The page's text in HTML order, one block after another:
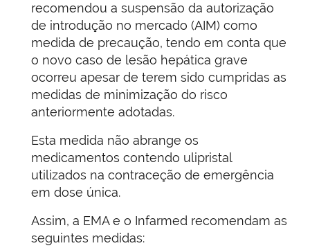
recomendou a suspensão da autorização
de introdução no mercado (AIM) como
medida de precaução, tendo em conta que
o novo caso de lesão hepática grave
ocorreu apesar de terem sido cumpridas as
medidas de minimização do risco
anteriormente adotadas.
Esta medida não abrange os
medicamentos contendo ulipristal
utilizados na contraceção de emergência
em dose única.
Assim, a EMA e o Infarmed recomendam as
seguintes medidas: